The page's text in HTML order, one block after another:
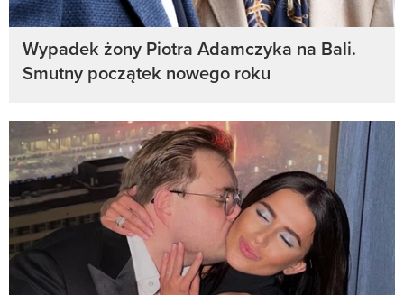
Wypadek żony Piotra Adamczyka na Bali.
Smutny początek nowego roku